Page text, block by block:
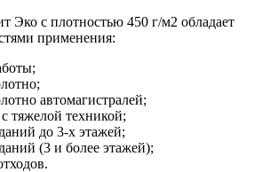
Эко с плотностью 450 г/м2 обладает
применения:
автомагистралей;
тяжелой техникой;
до 3-х этажей;
(3 и более этажей);